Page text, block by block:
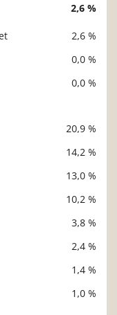
2,6 %
2,6 %
0,0 %
0,0 %
20,9 %
14,2 %
13,0 %
10,2 %
3,8 %
2,4 %
1,4 %
1,0 %